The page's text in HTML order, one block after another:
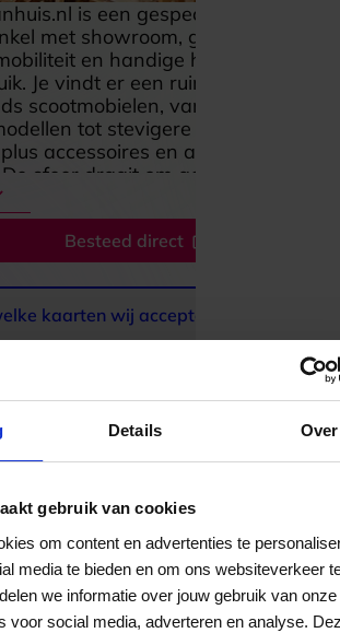
Details Over
gebruik van cookies
om content en advertenties te
media te bieden en om ons websiteverkeer te
we informatie over jouw gebruik van onze
voor social media, adverteren en analyse.
is een gespecialiseerde
met showroom, gericht op
en handige hulpmiddelen
Je vindt er een ruim aanbod aan
scootmobielen, van compacte
tot stevigere uitvoeringen
accessoires en aanvullende
sfeer draait om gemak en
showroom kun je verschillende
zodat je meteen voelt wat
leasen, onderhoud en
aan het juiste adres, wat het extra
voor wie zonder gedoe mobiel
een fijne plek als je zoekt naar
en deskundige begeleiding bij het
die past bij jouw leven.
Besteed direct
kaarten wij accepteren
Vragen
mijn saldo geldig?
saldo op de VVV cadeaukaart
jaar geldig.
in delen besteden?